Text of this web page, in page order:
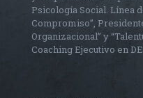
Psicología Social. Línea
Compromiso”,
Organizacional” y
Coaching Ejecutivo en